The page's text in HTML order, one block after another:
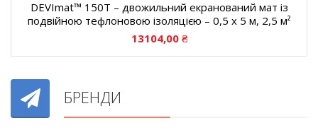
DEVImat™ 150T – двожильний екранований мат із
подвійною тефлоновою ізоляцією – 0,5 x 5 м, 2,5 м²
13104,00 ₴
БРЕНДИ